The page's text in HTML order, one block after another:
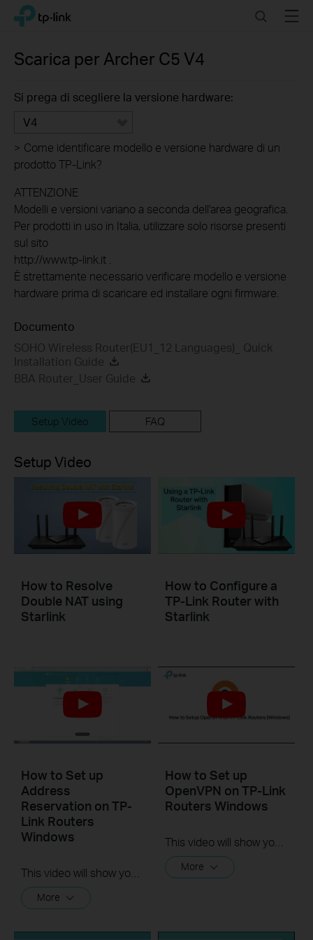
Click
navigation
TP-Link, Reliably Smart SearchMenu
Scarica per Archer C5 V4
Si prega di scegliere la versione hardware:
V4
> Come identificare modello e versione hardware di un
prodotto TP-Link?
ATTENZIONE
Modelli e versioni variano a seconda dell'area geografica.
Per prodotti in uso in Italia, utilizzare solo risorse presenti
sul sito
http://www.tp-link.it .
È strettamente necessario verificare modello e versione
hardware prima di scaricare ed installare ogni firmware.
Documento
SOHO Wireless Router(EU1_12 Languages)_ Quick
Installation Guide
BBA Router_User Guide
Setup Video FAQ
Setup Video
How to Resolve
Double NAT using
Starlink
How to Configure a
TP-Link Router with
Starlink
How to Set up
Address
Reservation on TP-
Link Routers
Windows
This video will show you how to set up Address Reservation on TP-Link routers.
More
How to Set up
OpenVPN on TP-Link
Routers Windows
This video will show you how to set up OpenVPN on a TP-Link Wi-Fi router. For more information, visit www.tp-link.com/support.
More